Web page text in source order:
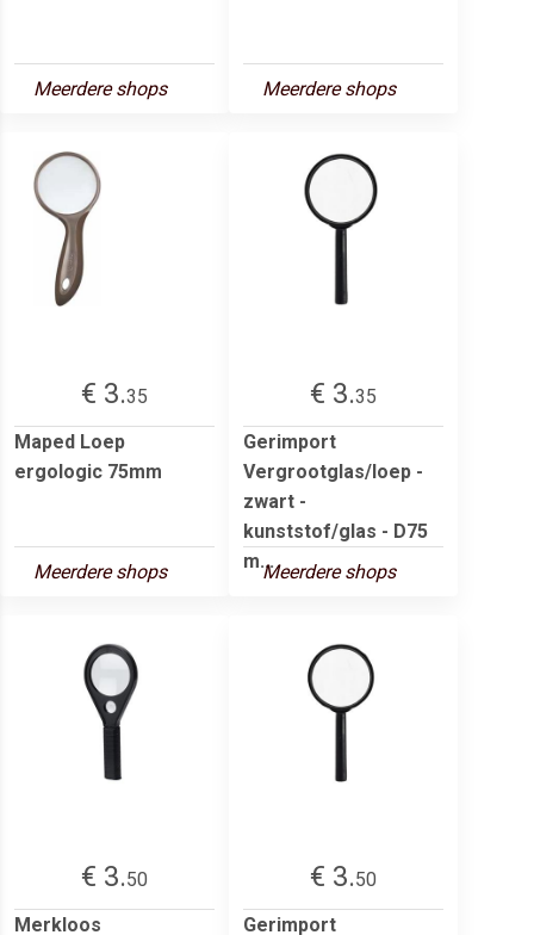
Meerdere shops Meerdere shops
€ 3.35
Maped Loep
ergologic 75mm
Meerdere shops
€ 3.35
Gerimport
Vergrootglas/loep -
zwart -
kunststof/glas - D75
m...Meerdere shops
€ 3.50
Merkloos
€ 3.50
Gerimport